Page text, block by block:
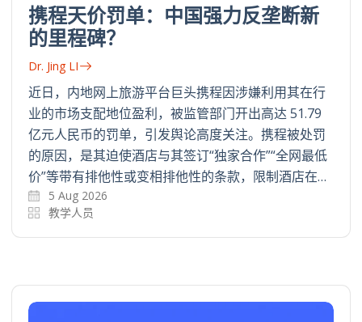
携程天价罚单：中国强力反垄断新
的里程碑？
Dr. Jing LI
近日，内地网上旅游平台巨头携程因涉嫌利用其在行
业的市场支配地位盈利，被监管部门开出高达 51.79
亿元人民币的罚单，引发舆论高度关注。携程被处罚
的原因，是其迫使酒店与其签订“独家合作”“全网最低
价”等带有排他性或变相排他性的条款，限制酒店在…
5 Aug 2026
教学人员